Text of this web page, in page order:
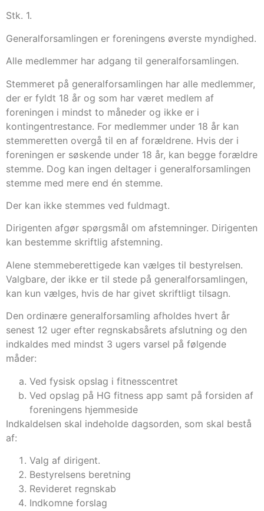
Stk. 1.
Generalforsamlingen er foreningens øverste myndighed.
Alle medlemmer har adgang til generalforsamlingen.
Stemmeret på generalforsamlingen har alle medlemmer,
der er fyldt 18 år og som har været medlem af
foreningen i mindst to måneder og ikke er i
kontingentrestance. For medlemmer under 18 år kan
stemmeretten overgå til en af forældrene. Hvis der i
foreningen er søskende under 18 år, kan begge forældre
stemme. Dog kan ingen deltager i generalforsamlingen
stemme med mere end én stemme.
Der kan ikke stemmes ved fuldmagt.
Dirigenten afgør spørgsmål om afstemninger. Dirigenten
kan bestemme skriftlig afstemning.
Alene stemmeberettigede kan vælges til bestyrelsen.
Valgbare, der ikke er til stede på generalforsamlingen,
kan kun vælges, hvis de har givet skriftligt tilsagn.
Den ordinære generalforsamling afholdes hvert år
senest 12 uger efter regnskabsårets afslutning og den
indkaldes med mindst 3 ugers varsel på følgende
måder:
Ved fysisk opslag i fitnesscentret
Ved opslag på HG fitness app samt på forsiden af
foreningens hjemmeside
Indkaldelsen skal indeholde dagsorden, som skal bestå
af:
Valg af dirigent.
Bestyrelsens beretning
Revideret regnskab
Indkomne forslag